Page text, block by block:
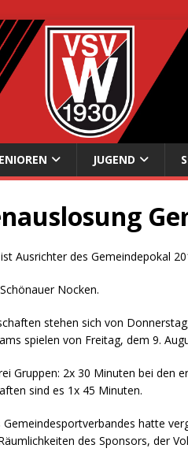
JUGEND
Ausrichter des Gemeindepokal
Nocken.
stehen sich von
spielen von Freitag, dem 9.
Gruppen: 2x 30 Minuten bei den
sind es 1x 45 Minuten.
hatte
des Sponsors, der